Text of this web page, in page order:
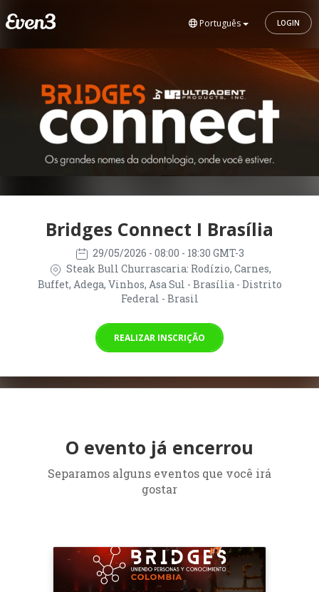
Português LOGIN
Bridges Connect I Brasília
29/05/2026 - 08:00 - 18:30 GMT-3
Steak Bull Churrascaria: Rodízio, Carnes,
Buffet, Adega, Vinhos, Asa Sul - Brasília - Distrito
Federal - Brasil
REALIZAR INSCRIÇÃO
O evento já encerrou
Separamos alguns eventos que você irá
gostar